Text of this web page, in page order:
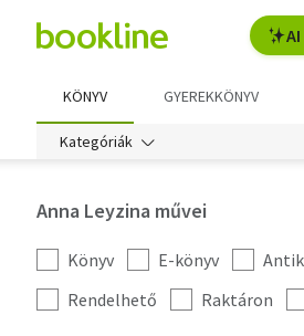
KÖNYV GYEREKKÖNYV
Kategóriák
Anna Leyzina művei
Kategória
szűrés
Könyv E-könyv
További
szűrők
Rendelhető Raktáron